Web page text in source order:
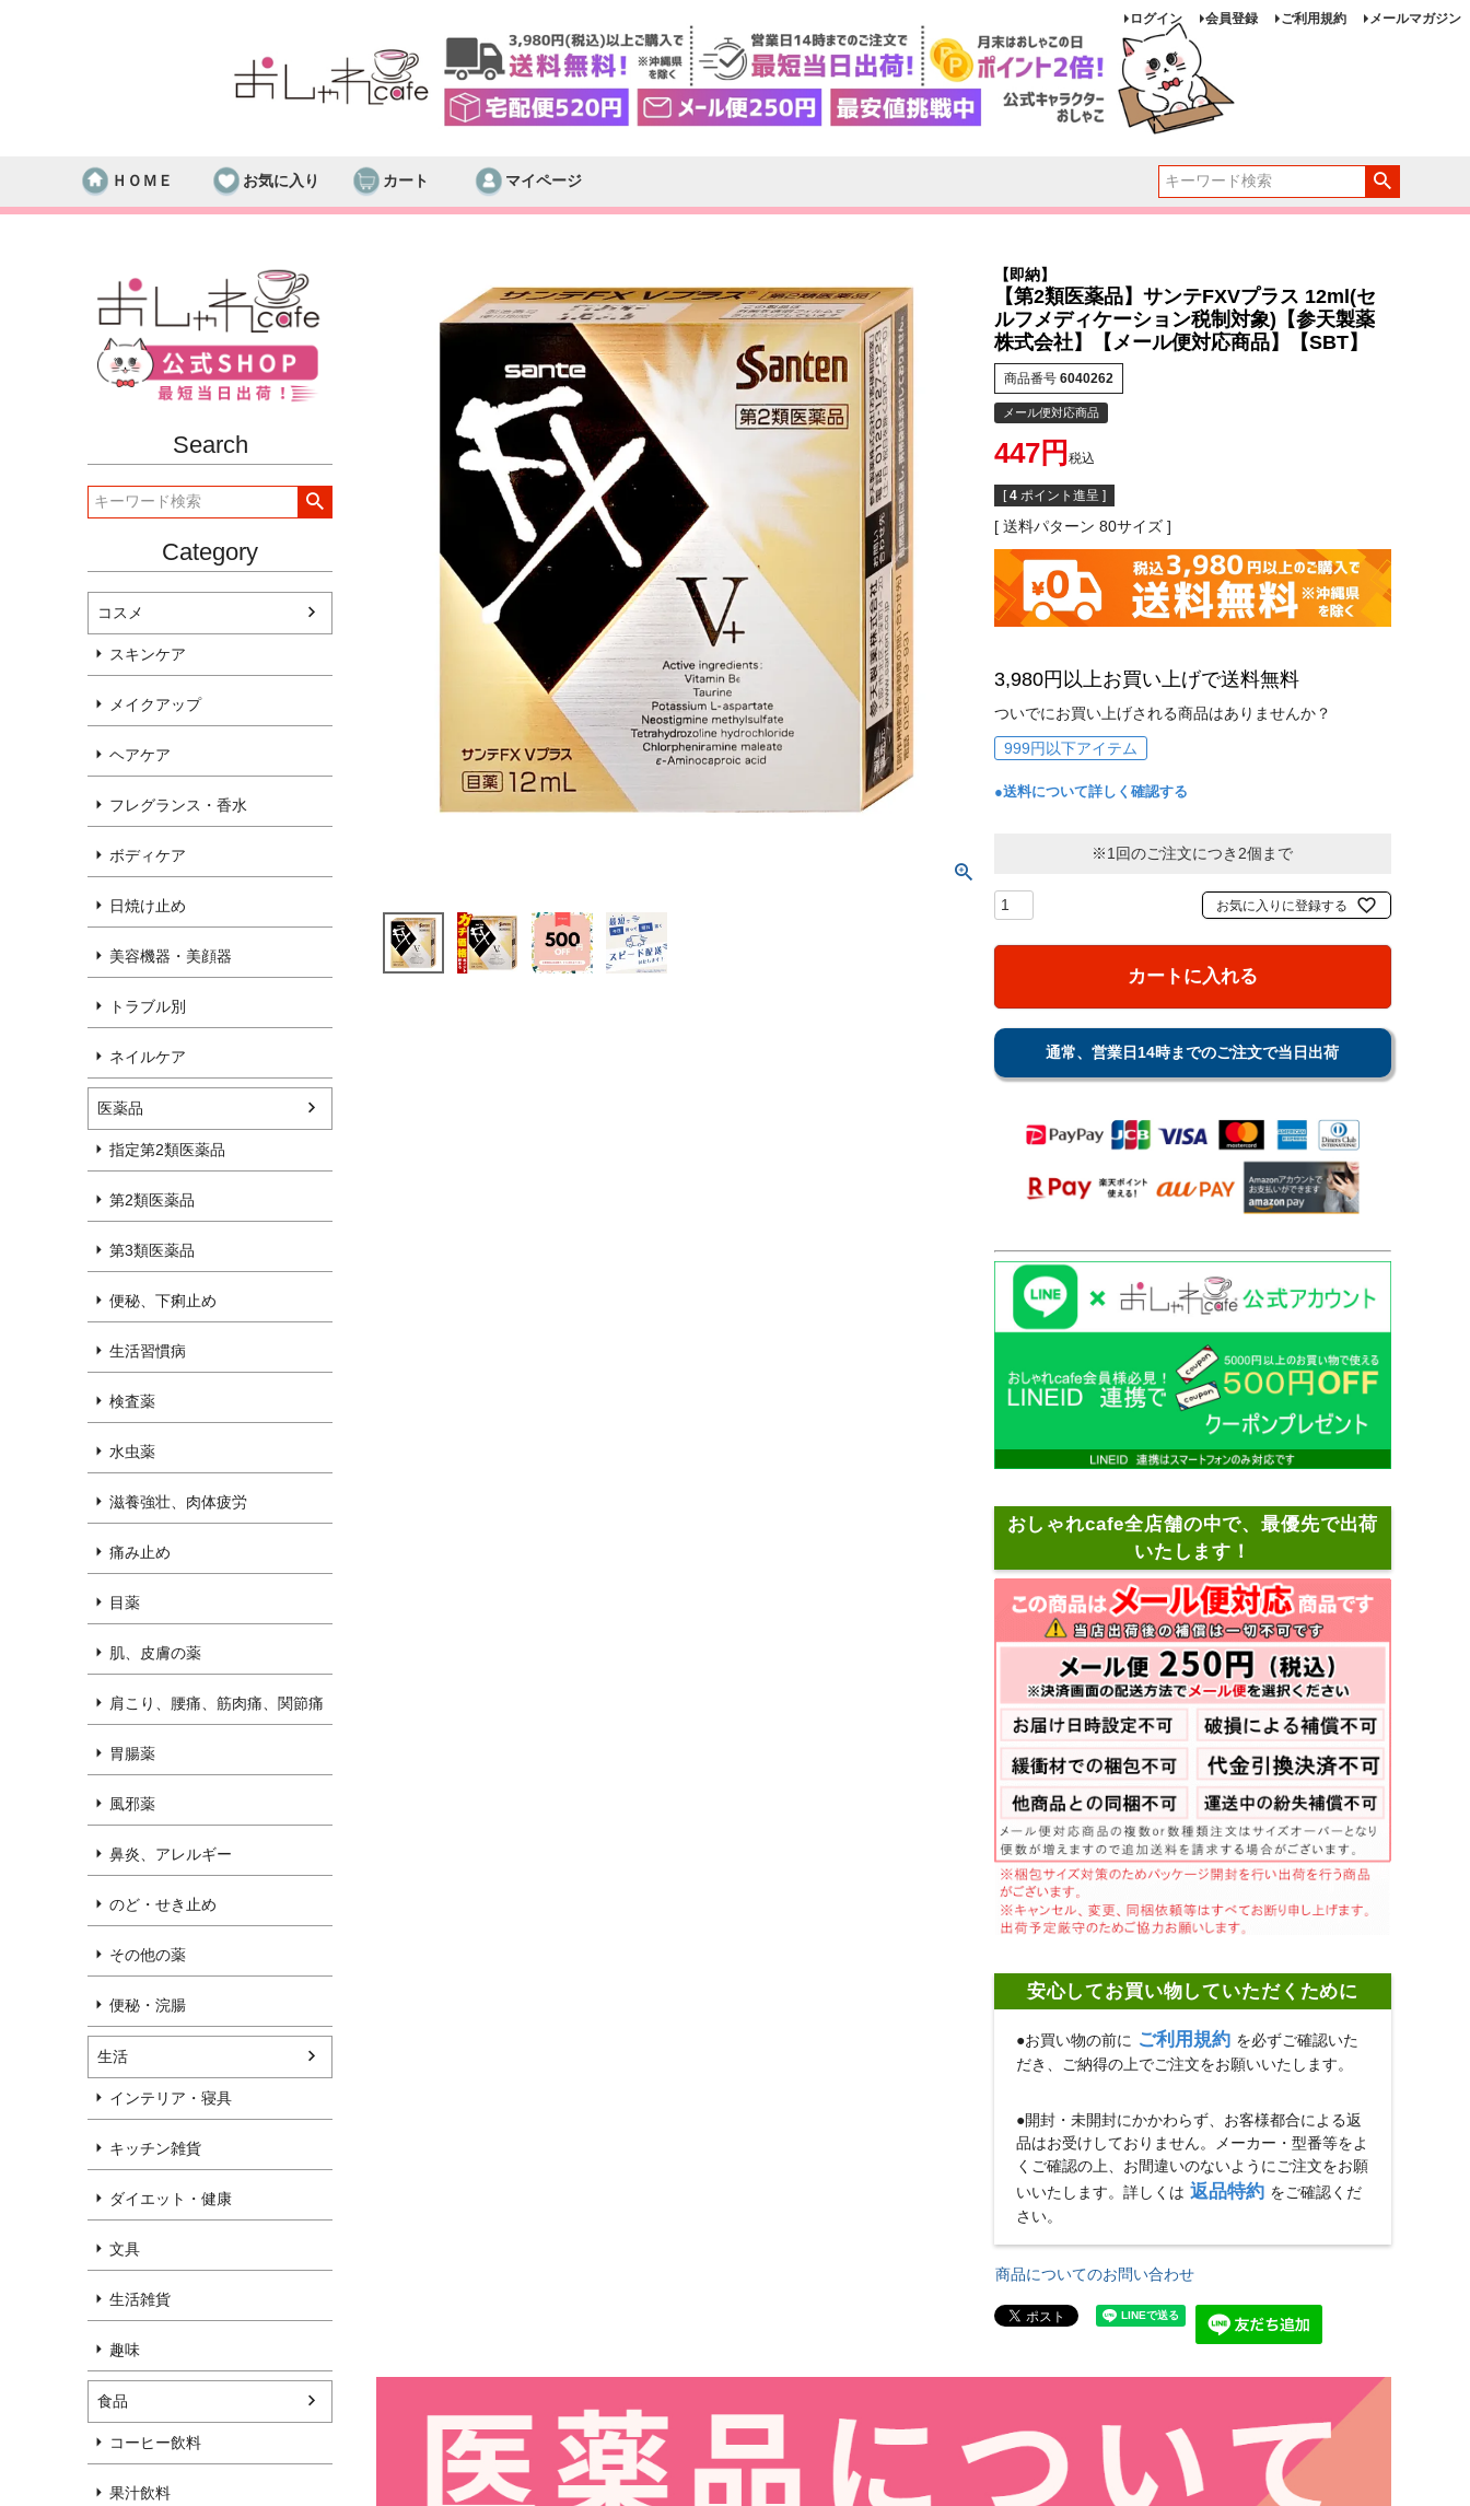
ログイン 会員登録 ご利用規約 メールマガジン
ＨＯＭＥ お気に入り カート マイページ
Search
Category
コスメ
スキンケア
メイクアップ
ヘアケア
フレグランス・香水
ボディケア
日焼け止め
美容機器・美顔器
トラブル別
ネイルケア
医薬品
指定第2類医薬品
第2類医薬品
第3類医薬品
便秘、下痢止め
生活習慣病
検査薬
水虫薬
滋養強壮、肉体疲労
痛み止め
目薬
肌、皮膚の薬
肩こり、腰痛、筋肉痛、関節痛
胃腸薬
風邪薬
鼻炎、アレルギー
のど・せき止め
その他の薬
便秘・浣腸
生活
インテリア・寝具
キッチン雑貨
ダイエット・健康
文具
生活雑貨
趣味
食品
コーヒー飲料
果汁飲料
【即納】
【第2類医薬品】サンテFXVプラス 12ml(セ
ルフメディケーション税制対象)【参天製薬
株式会社】【メール便対応商品】【SBT】
商品番号 6040262
メール便対応商品
447 税込
[ 4 ポイント進呈 ]
送料パターン 80サイズ
3,980円以上お買い上げで送料無料
ついでにお買い上げされる商品はありませんか？
999円以下アイテム
●送料について詳しく確認する
※1回のご注文につき2個まで
お気に入りに登録する
カートに入れる
通常、営業日14時までのご注文で当日出荷
おしゃれcafe全店舗の中で、最優先で出荷
いたします！
安心してお買い物していただくために
●お買い物の前に ご利用規約 を必ずご確認いた
だき、ご納得の上でご注文をお願いいたします。
●開封・未開封にかかわらず、お客様都合による返
品はお受けしておりません。メーカー・型番等をよ
くご確認の上、お間違いのないようにご注文をお願
いいたします。詳しくは 返品特約 をご確認くだ
さい。
商品についてのお問い合わせ